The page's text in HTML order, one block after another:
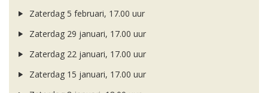
Zaterdag 5 februari, 17.00 uur
Zaterdag 29 januari, 17.00 uur
Zaterdag 22 januari, 17.00 uur
Zaterdag 15 januari, 17.00 uur